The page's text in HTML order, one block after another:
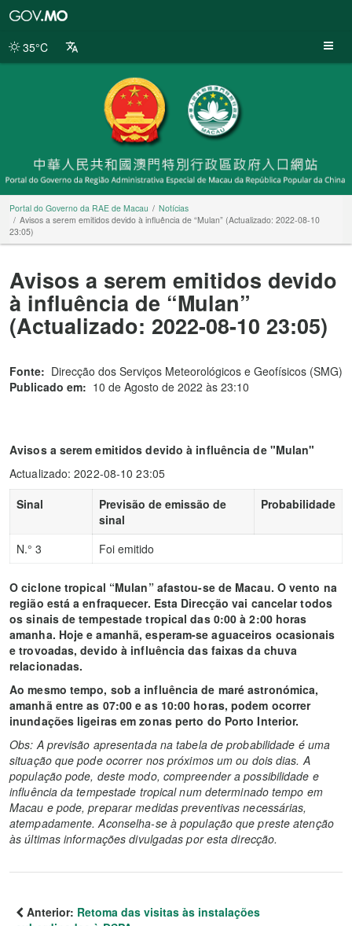
da
35°C
Portal do Governo da RAE de Macau
Notícias
Avisos a serem emitidos devido à influência de “Mulan” (Actualizado: 2022-08-10
23:05)
Avisos a serem emitidos devido
à influência de “Mulan”
(Actualizado: 2022-08-10 23:05)
Fonte: Direcção dos Serviços Meteorológicos e Geofísicos (SMG)
Publicado em: 10 de Agosto de 2022 às 23:10
Avisos a serem emitidos devido à influência de "Mulan"
Actualizado: 2022-08-10 23:05
Sinal
Previsão de emissão de
sinal
Probabilidade
N.° 3 Foi emitido
O ciclone tropical “Mulan” afastou-se de Macau. O vento na
região está a enfraquecer. Esta Direcção vai cancelar todos
os sinais de tempestade tropical das 0:00 à 2:00 horas
amanha. Hoje e amanhã, esperam-se aguaceiros ocasionais
e trovoadas, devido à influência das faixas da chuva
relacionadas.
Ao mesmo tempo, sob a influência de maré astronómica,
amanhã entre as 07:00 e as 10:00 horas, podem ocorrer
inundações ligeiras em zonas perto do Porto Interior.
Obs: A previsão apresentada na tabela de probabilidade é uma
situação que pode ocorrer nos próximos um ou dois dias. A
população pode, deste modo, compreender a possibilidade e
influência da tempestade tropical num determinado tempo em
Macau e pode, preparar medidas preventivas necessárias,
atempadamente. Aconselha-se à população que preste atenção
às últimas informações divulgadas por esta direcção.
Anterior: Retoma das visitas às instalações